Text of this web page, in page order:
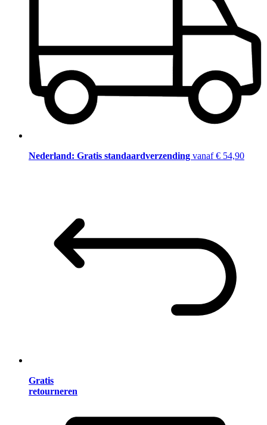
Nederland: Gratis standaardverzending vanaf € 54,90
Gratis
retourneren